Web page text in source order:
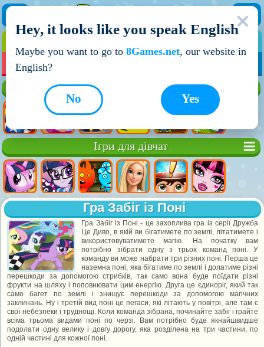
НОВІ ІГРИ
Ігри для дівчат
Гра Забіг із Поні
Гра Забіг із Поні - це захоплива гра із серії Дружба
Це Диво, в якій ви бігатимете по землі, літатимете і
використовуватимете магію. На початку вам
потрібно зібрати одну з трьох команд поні. У
команду ви може набрати три різних поні. Перша це
наземна поні, яка бігатиме по землі і долатиме різні
перешкоди за допомогою стрибків, так само вона буде поїдати різні
фрукти на шляху і поповнювати цим енергію. Друга це єдиноріг, який так
само багет по землі і знищує перешкоди за допомогою магічних
заклинань. Ну і третій вид поні це пегаси, які літають у повітрі, але там є
свої небезпеки і труднощі. Коли команда зібрана, починайте забіг і грайте
всіма трьома видами поні по черзі. Вам потрібно буде якнайшвидше
подолати одну велику і довгу дорогу, яка розділена на три частини, по
одній частині для кожної поні.
Hey, it looks like you speak English
Maybe you want to go to 8Games.net, our website in
English?
Yes
No